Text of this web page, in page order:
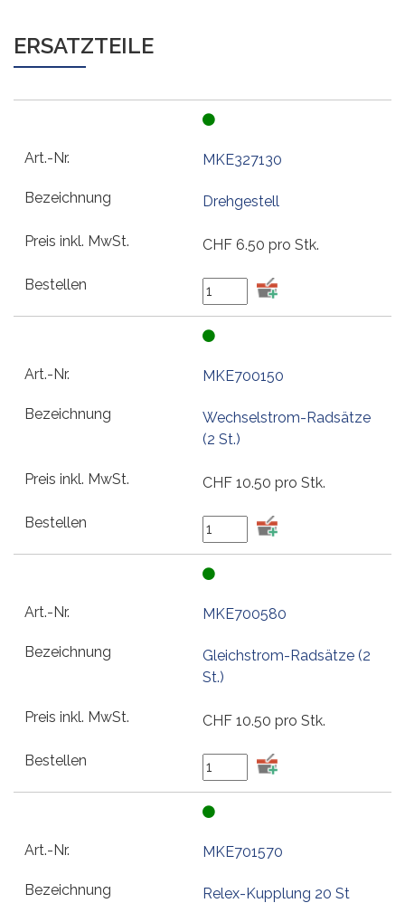
ERSATZTEILE
MKE327130
Drehgestell
CHF 6.50 pro Stk.
MKE700150
Wechselstrom-Radsätze
(2 St.)
CHF 10.50 pro Stk.
MKE700580
Gleichstrom-Radsätze (2
St.)
CHF 10.50 pro Stk.
MKE701570
Relex-Kupplung 20 St